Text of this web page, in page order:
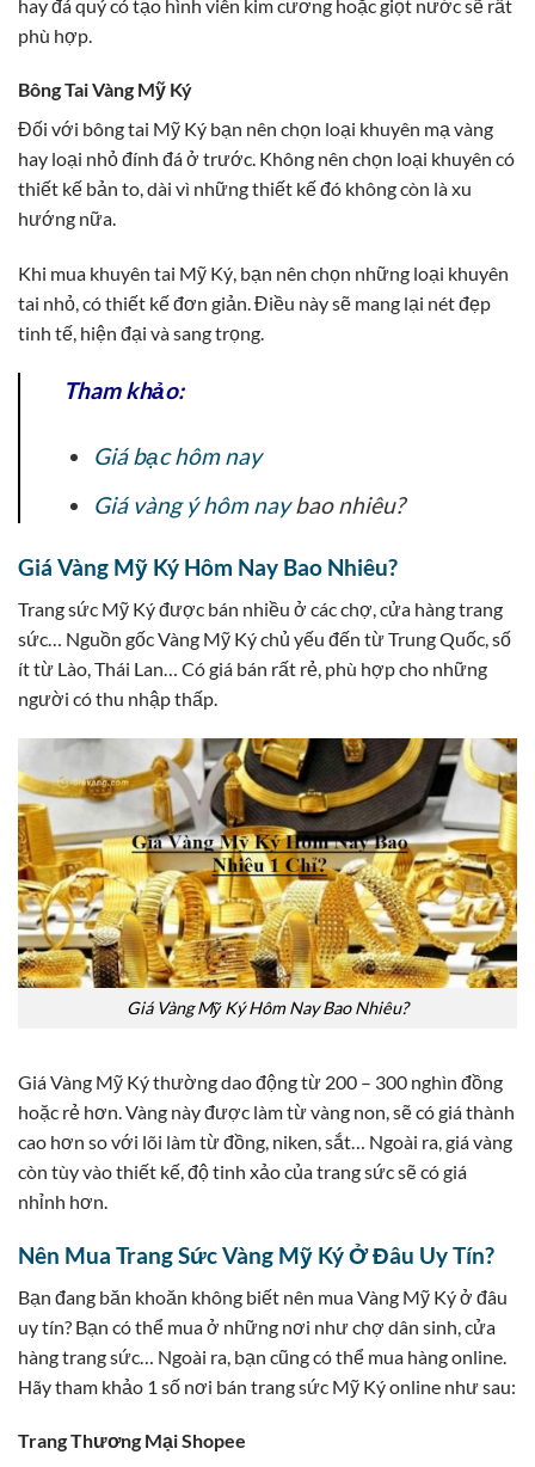
hay đá quý có tạo hình viên kim cương hoặc giọt nước sẽ rất
phù hợp.
Bông Tai Vàng Mỹ Ký
Đối với bông tai Mỹ Ký bạn nên chọn loại khuyên mạ vàng
hay loại nhỏ đính đá ở trước. Không nên chọn loại khuyên có
thiết kế bản to, dài vì những thiết kế đó không còn là xu
hướng nữa.
Khi mua khuyên tai Mỹ Ký, bạn nên chọn những loại khuyên
tai nhỏ, có thiết kế đơn giản. Điều này sẽ mang lại nét đẹp
tinh tế, hiện đại và sang trọng.
Tham khảo:
Giá bạc hôm nay
Giá vàng ý hôm naybao nhiêu?
Giá Vàng Mỹ Ký Hôm Nay Bao Nhiêu?
Trang sức Mỹ Ký được bán nhiều ở các chợ, cửa hàng trang
sức… Nguồn gốc Vàng Mỹ Ký chủ yếu đến từ Trung Quốc, số
ít từ Lào, Thái Lan… Có giá bán rất rẻ, phù hợp cho những
người có thu nhập thấp.
Giá Vàng Mỹ Ký Hôm Nay Bao Nhiêu?
Giá Vàng Mỹ Ký thường dao động từ 200 – 300 nghìn đồng
hoặc rẻ hơn. Vàng này được làm từ vàng non, sẽ có giá thành
cao hơn so với lõi làm từ đồng, niken, sắt… Ngoài ra, giá vàng
còn tùy vào thiết kế, độ tinh xảo của trang sức sẽ có giá
nhỉnh hơn.
Nên Mua Trang Sức Vàng Mỹ Ký Ở Đâu Uy Tín?
Bạn đang băn khoăn không biết nên mua Vàng Mỹ Ký ở đâu
uy tín? Bạn có thể mua ở những nơi như chợ dân sinh, cửa
hàng trang sức… Ngoài ra, bạn cũng có thể mua hàng online.
Hãy tham khảo 1 số nơi bán trang sức Mỹ Ký online như sau:
Trang Thương Mại Shopee